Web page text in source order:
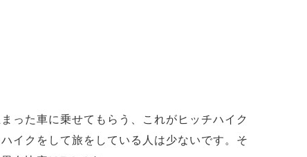
った車に乗せてもらう、これがヒッチハイク
イクをして旅をしている人は少ないです。そ